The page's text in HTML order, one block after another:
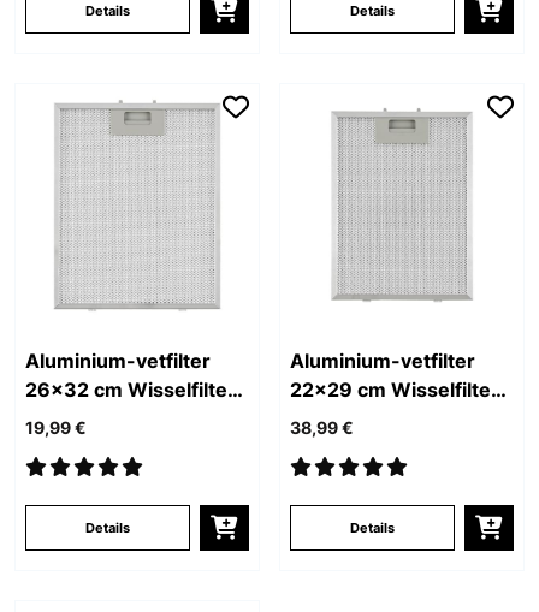
Details Details
Aluminium-vetfilter
26x32 cm Wisselfilter
Reservefilter
19,99 €
Details
Aluminium-vetfilter
22x29 cm Wisselfilter
Reservefilter
38,99 €
Details